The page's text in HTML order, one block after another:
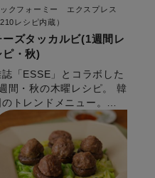
クフォーミー エクスプレス
210レシピ内蔵）
ーズタッカルビ(1週間レ
ピ・秋)
「ESSE」とコラボした
間・秋の木曜レシピ。 韓
のトレンドメニュー。野
もたっぷり食べられま
す。 【準備時間：10分】